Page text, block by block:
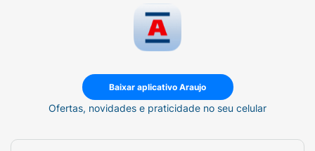
Baixar aplicativo Araujo
Ofertas, novidades e praticidade no seu celular